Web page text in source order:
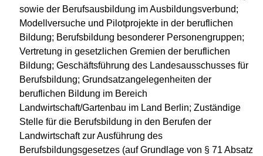
sowie der Berufsausbildung im Ausbildungsverbund;
Modellversuche und Pilotprojekte in der beruflichen
Bildung; Berufsbildung besonderer Personengruppen;
Vertretung in gesetzlichen Gremien der beruflichen
Bildung; Geschäftsführung des Landesausschusses für
Berufsbildung; Grundsatzangelegenheiten der
beruflichen Bildung im Bereich
Landwirtschaft/Gartenbau im Land Berlin; Zuständige
Stelle für die Berufsbildung in den Berufen der
Landwirtschaft zur Ausführung des
Berufsbildungsgesetzes (auf Grundlage von § 71 Absatz